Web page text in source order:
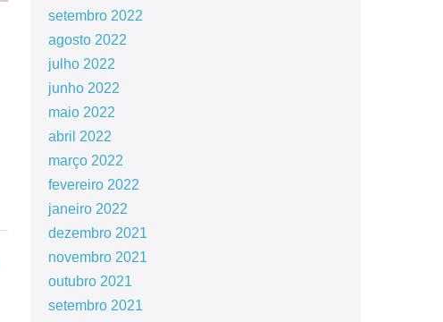
setembro 2022
agosto 2022
julho 2022
junho 2022
maio 2022
abril 2022
março 2022
fevereiro 2022
janeiro 2022
dezembro 2021
novembro 2021
outubro 2021
setembro 2021